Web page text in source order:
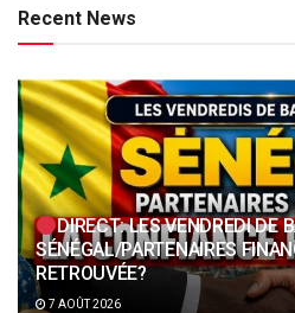
Recent News
DIRECT: LES VENDREDI DE
SÉNÉGAL/PARTENAIRES
RETROUVÉE?
7 AOÛT 2026